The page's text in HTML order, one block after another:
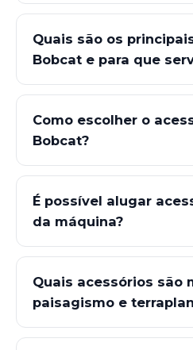
Quais são os
Bobcat e para que
Como escolher o
Bobcat?
É possível alugar
da máquina?
Quais acessórios são
paisagismo e